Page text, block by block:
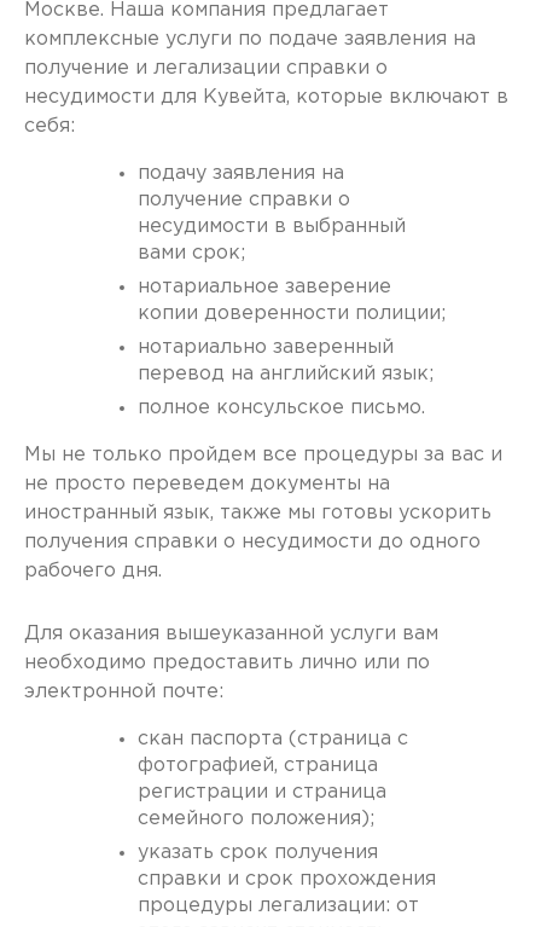
Москве. Наша компания предлагает
комплексные услуги по подаче заявления на
получение и легализации справки о
несудимости для Кувейта, которые включают в
себя:
подачу заявления на
получение справки о
несудимости в выбранный
вами срок;
нотариальное заверение
копии доверенности полиции;
нотариально заверенный
перевод на английский язык;
полное консульское письмо.
Мы не только пройдем все процедуры за вас и
не просто переведем документы на
иностранный язык, также мы готовы ускорить
получения справки о несудимости до одного
рабочего дня.
Для оказания вышеуказанной услуги вам
необходимо предоставить лично или по
электронной почте:
скан паспорта (страница с
фотографией, страница
регистрации и страница
семейного положения);
указать срок получения
справки и срок прохождения
процедуры легализации: от